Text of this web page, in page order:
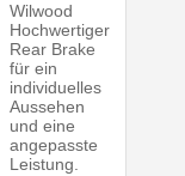
Wilwood
Hochwertiger
Rear Brake
für ein
individuelles
Aussehen
und eine
angepasste
Leistung.